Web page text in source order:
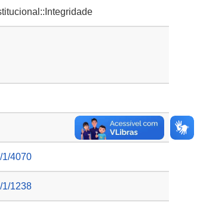
1/4070
1/1238